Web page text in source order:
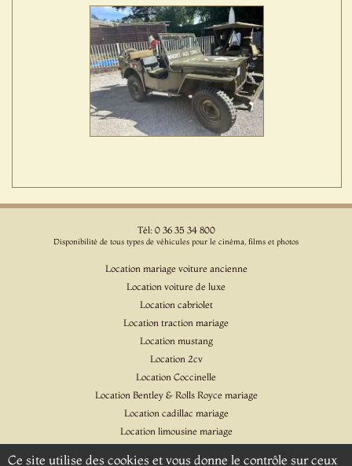
Tél: 0 36 35 34 800
Disponibilité de tous types de véhicules pour le cinéma, films et photos
Location mariage voiture ancienne
Location voiture de luxe
Location cabriolet
Location traction mariage
Location mustang
Location 2cv
Location Coccinelle
Location Bentley & Rolls Royce mariage
Location cadillac mariage
Location limousine mariage
Ce site utilise des cookies et vous donne le contrôle sur ceux